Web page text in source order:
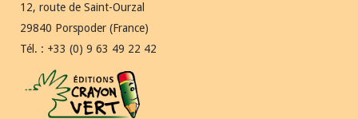
12, route de Saint-Ourzal
29840 Porspoder (France)
Tél. : +33 (0) 9 63 49 22 42